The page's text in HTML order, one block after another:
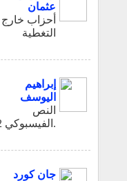
عثمان
أحزاب خارج
التغطية
إبراهيم
اليوسف
النص
الفيسبوكي 2.
جان كورد